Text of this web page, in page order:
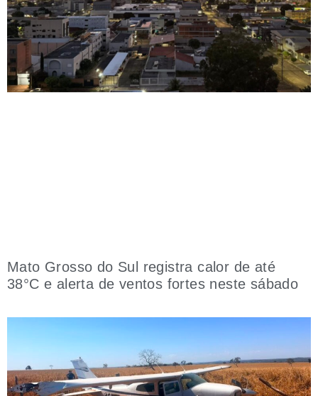
Mato Grosso do Sul registra calor de até
38°C e alerta de ventos fortes neste sábado